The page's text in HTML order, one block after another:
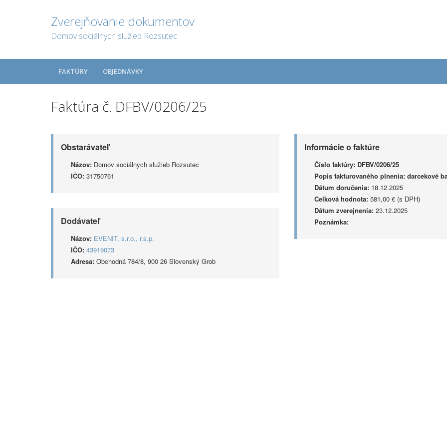
Zverejňovanie dokumentov
Domov sociálnych služieb Rozsutec
FAKTÚRY OBJEDNÁVKY
Faktúra č. DFBV/0206/25
Obstarávateľ
Názov: Domov sociálnych služieb Rozsutec
IČO: 31750761
Dodávateľ
Názov: EVENIT, s.r.o., r.s.p.
IČO: 43919073
Adresa: Obchodná 784/8, 900 26 Slovenský Grob
Informácie o faktúre
Číslo faktúry: DFBV/0206/25
Popis fakturovaného plnenia: darcekové
Dátum doručenia:18.12.2025
Celková hodnota:581,00 € (s DPH)
Dátum zverejnenia:23.12.2025
Poznámka: